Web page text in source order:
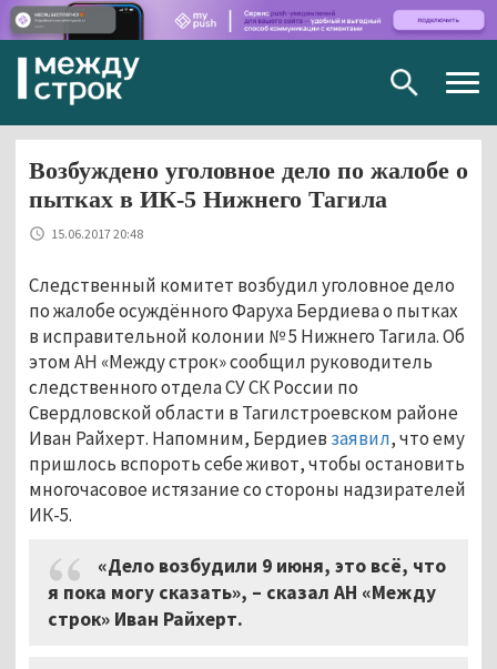
Возбуждено уголовное дело по жалобе о
пытках в ИК-5 Нижнего Тагила
15.06.2017 20:48
Следственный комитет возбудил уголовное дело
по жалобе осуждённого Фаруха Бердиева о пытках
в исправительной колонии № 5 Нижнего Тагила. Об
этом АН «Между строк» сообщил руководитель
следственного отдела СУ СК России по
Свердловской области в Тагилстроевском районе
Иван Райхерт. Напомним, Бердиев заявил, что ему
пришлось вспороть себе живот, чтобы остановить
многочасовое истязание со стороны надзирателей
ИК-5.
«Дело возбудили 9 июня, это всё, что
я пока могу сказать», – сказал АН «Между
строк» Иван Райхерт.